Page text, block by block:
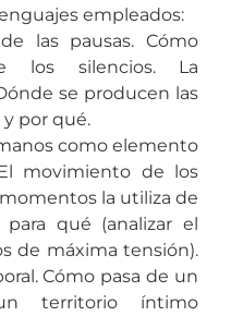
empleados:
las pausas. Cómo
los silencios. La
se producen las
por qué.
como elemento
movimiento de los
la utiliza de
qué (analizar el
de máxima tensión).
Cómo pasa de un
territorio íntimo